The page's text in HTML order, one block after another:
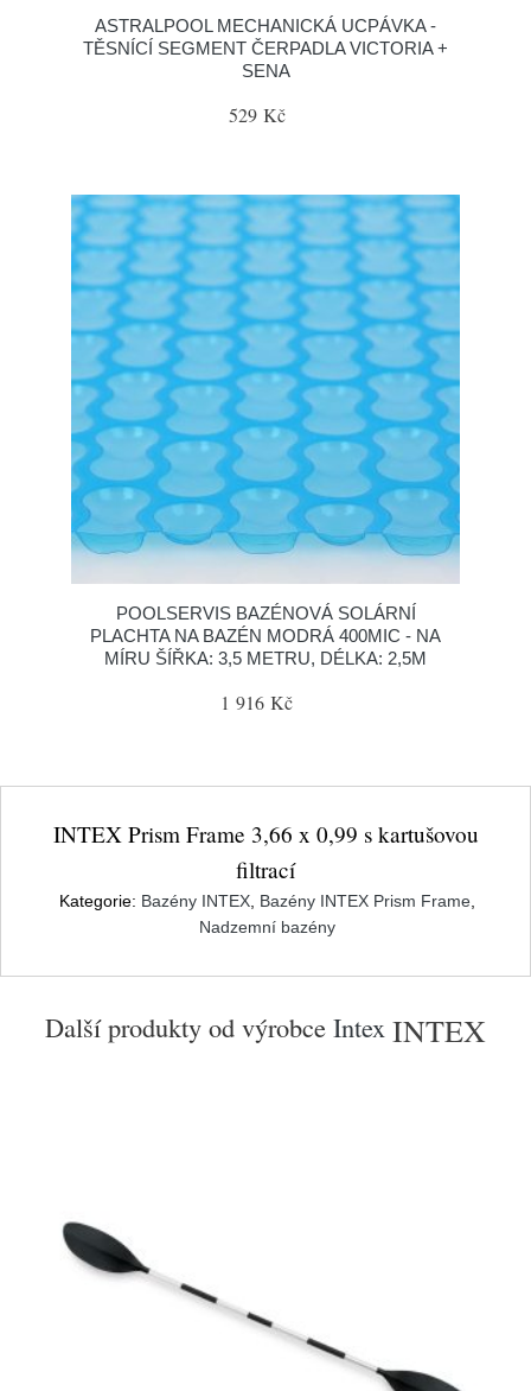
ASTRALPOOL MECHANICKÁ UCPÁVKA -
TĚSNÍCÍ SEGMENT ČERPADLA VICTORIA +
SENA
529 Kč
POOLSERVIS BAZÉNOVÁ SOLÁRNÍ
PLACHTA NA BAZÉN MODRÁ 400MIC - NA
MÍRU ŠÍŘKA: 3,5 METRU, DÉLKA: 2,5M
1 916 Kč
INTEX Prism Frame 3,66 x 0,99 s kartušovou
filtrací
Kategorie: Bazény INTEX, Bazény INTEX Prism Frame,
Nadzemní bazény
Další produkty od výrobce Intex INTEX